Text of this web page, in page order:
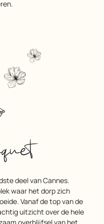
waar het dorp zich
Vanaf de top van de
uitzicht over de hele
overblijfsel van het